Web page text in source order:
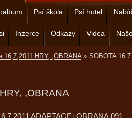
Psí škola Psí hotel
Inzerce Odkazy Videa
16,7,2011 HRY, ,OBRANA» SOBOTA
,OBRANA
ADAPTACE+OBRANA 091